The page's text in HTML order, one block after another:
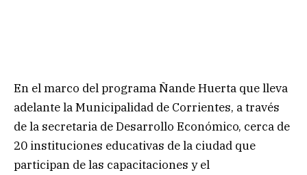
En el marco del programa Ñande Huerta que lleva
adelante la Municipalidad de Corrientes, a través
de la secretaria de Desarrollo Económico, cerca de
20 instituciones educativas de la ciudad que
participan de las capacitaciones y el